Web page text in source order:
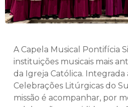
A Capela Musical Pontifícia
instituições musicais mais
da Igreja Católica. Integrada
Celebrações Litúrgicas do
missão é acompanhar, por